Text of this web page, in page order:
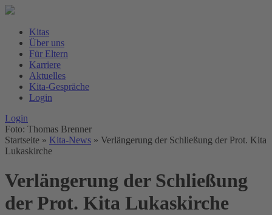
Kitas
Über uns
Für Eltern
Karriere
Aktuelles
Kita-Gespräche
Login
Login
Foto: Thomas Brenner
Startseite » Kita-News » Verlängerung der Schließung der Prot. Kita
Lukaskirche
Verlängerung der Schließung
der Prot. Kita Lukaskirche